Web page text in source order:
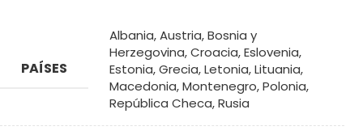
PAÍSES
Albania,Austria,Bosnia y
Herzegovina,Croacia,Eslovenia,
Estonia,Grecia,Letonia,Lituania,
Macedonia,Montenegro,Polonia,
República Checa,Rusia